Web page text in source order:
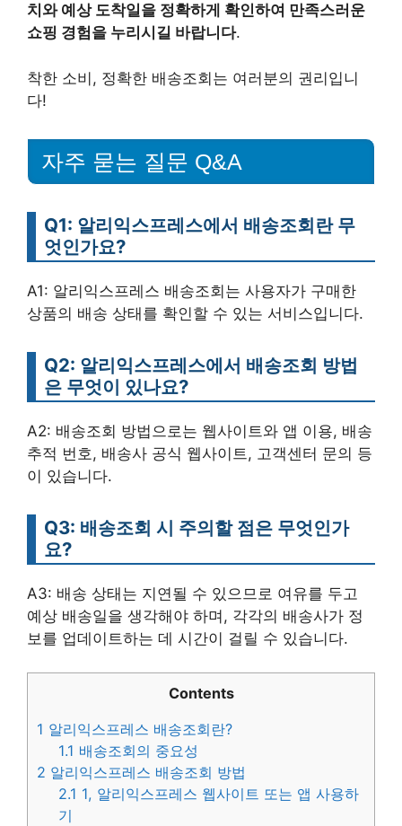
치와 예상 도착일을 정확하게 확인하여 만족스러운
쇼핑 경험을 누리시길 바랍니다.
착한 소비, 정확한 배송조회는 여러분의 권리입니
다!
자주 묻는 질문 Q&A
Q1: 알리익스프레스에서 배송조회란 무
엇인가요?
A1: 알리익스프레스 배송조회는 사용자가 구매한
상품의 배송 상태를 확인할 수 있는 서비스입니다.
Q2: 알리익스프레스에서 배송조회 방법
은 무엇이 있나요?
A2: 배송조회 방법으로는 웹사이트와 앱 이용, 배송
추적 번호, 배송사 공식 웹사이트, 고객센터 문의 등
이 있습니다.
Q3: 배송조회 시 주의할 점은 무엇인가
요?
A3: 배송 상태는 지연될 수 있으므로 여유를 두고
예상 배송일을 생각해야 하며, 각각의 배송사가 정
보를 업데이트하는 데 시간이 걸릴 수 있습니다.
Contents
1 알리익스프레스 배송조회란?
1.1 배송조회의 중요성
2 알리익스프레스 배송조회 방법
2.1 1, 알리익스프레스 웹사이트 또는 앱 사용하
기